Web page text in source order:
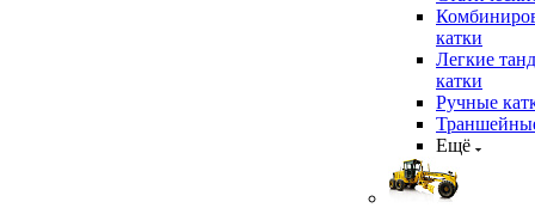
катки
Легкие
катки
Ручные
Ещё